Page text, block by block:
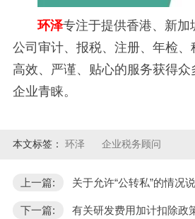
环泽专注于提供香港、新加
公司审计、报税、注册、年检、
高效、严谨、贴心的服务获得
企业青睐。
本文标签： 环泽 企业税务顾问
上一篇: 关于允许“公转私”的情况
下一篇: 有关研发费用加计扣除政